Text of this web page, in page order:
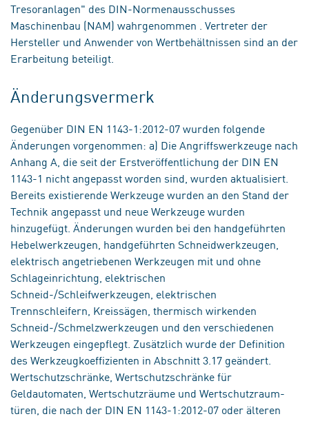
Tresoranlagen" des DIN-Normenausschusses
Maschinenbau (NAM) wahrgenommen . Vertreter der
Hersteller und Anwender von Wertbehältnissen sind an der
Erarbeitung beteiligt.
Änderungsvermerk
Gegenüber DIN EN 1143-1:2012-07 wurden folgende
Änderungen vorgenommen: a) Die Angriffswerkzeuge nach
Anhang A, die seit der Erstveröffentlichung der DIN EN
1143-1 nicht angepasst worden sind, wurden aktualisiert.
Bereits existierende Werkzeuge wurden an den Stand der
Technik angepasst und neue Werkzeuge wurden
hinzugefügt. Änderungen wurden bei den handgeführten
Hebelwerkzeugen, handgeführten Schneidwerkzeugen,
elektrisch angetriebenen Werkzeugen mit und ohne
Schlageinrichtung, elektrischen
Schneid-/Schleifwerkzeugen, elektrischen
Trennschleifern, Kreissägen, thermisch wirkenden
Schneid-/Schmelzwerkzeugen und den verschiedenen
Werkzeugen eingepflegt. Zusätzlich wurde der Definition
des Werkzeugkoeffizienten in Abschnitt 3.17 geändert.
Wertschutzschränke, Wertschutzschränke für
Geldautomaten, Wertschutzräume und Wertschutzraum-
türen, die nach der DIN EN 1143-1:2012-07 oder älteren